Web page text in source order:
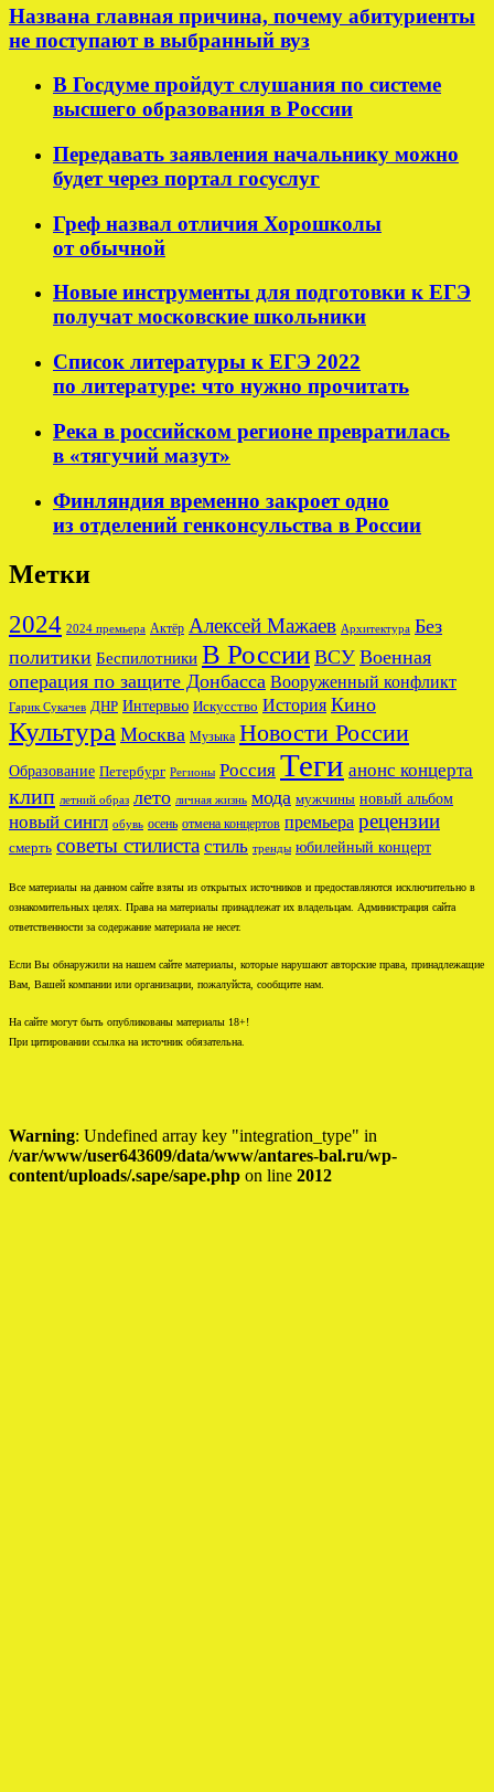
Названа главная причина, почему абитуриенты
не поступают в выбранный вуз
В Госдуме пройдут слушания по системе
высшего образования в России
Передавать заявления начальнику можно
будет через портал госуслуг
Греф назвал отличия Хорошколы
от обычной
Новые инструменты для подготовки к ЕГЭ
получат московские школьники
Список литературы к ЕГЭ 2022
по литературе: что нужно прочитать
Река в российском регионе превратилась
в «тягучий мазут»
Финляндия временно закроет одно
из отделений генконсульства в России
Метки
2024 2024 премьера Актёр Алексей Мажаев Архитектура Без
политики Беспилотники В России ВСУ Военная
операция по защите Донбасса Вооруженный конфликт
Гарик Сукачев ДНР Интервью Искусство История Кино
Культура Москва Музыка Новости России
Образование Петербург Регионы Россия Теги анонс концерта
клип летний образ лето личная жизнь мода мужчины новый альбом
новый сингл обувь осень отмена концертов премьера рецензии
смерть советы стилиста стиль тренды юбилейный концерт
Все материалы на данном сайте взяты из открытых источников и предоставляются исключительно в
ознакомительных целях. Права на материалы принадлежат их владельцам. Администрация сайта
ответственности за содержание материала не несет.
Если Вы обнаружили на нашем сайте материалы, которые нарушают авторские права, принадлежащие
Вам, Вашей компании или организации, пожалуйста, сообщите нам.
На сайте могут быть опубликованы материалы 18+!
При цитировании ссылка на источник обязательна.
Warning: Undefined array key "integration_type" in
/var/www/user643609/data/www/antares-bal.ru/wp-
content/uploads/.sape/sape.php on line 2012